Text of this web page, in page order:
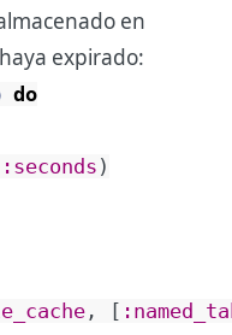
en
expirado:
do
:seconds )
, [